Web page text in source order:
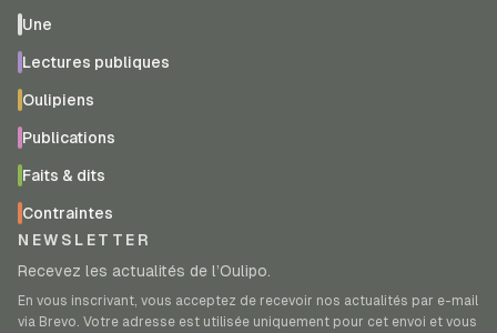
Une
Lectures publiques
Oulipiens
Publications
Faits & dits
Contraintes
NEWSLETTER
Recevez les actualités de l’Oulipo.
En vous inscrivant, vous acceptez de recevoir nos actualités par e-mail
via Brevo. Votre adresse est utilisée uniquement pour cet envoi et vous